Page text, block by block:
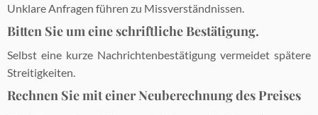
Unklare Anfragen führen zu Missverständnissen.
Bitten Sie um eine schriftliche Bestätigung.
Selbst eine kurze Nachrichtenbestätigung vermeidet spätere
Streitigkeiten.
Rechnen Sie mit einer Neuberechnung des Preises